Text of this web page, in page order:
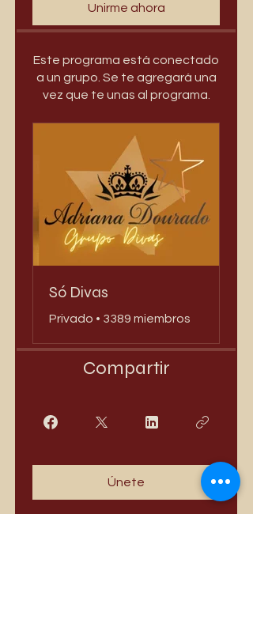
Unirme ahora
Este programa está conectado
a un grupo. Se te agregará una
vez que te unas al programa.
Só Divas
Privado • 3389 miembros
Compartir
Únete